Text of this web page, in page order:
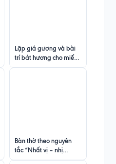
Lập giá gương và bài
trí bát hương cho miếu
nhỏ không rõ thờ ai
Bàn thờ theo nguyên
tắc “Nhất vị – nhị
hướng”